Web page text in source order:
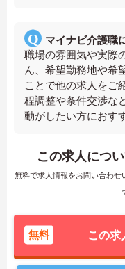
マイナビ介護職
職場の雰囲気や実際
ん、希望勤務地や希
ことで他の求人をご
程調整や条件交渉な
動がしたい方におす
この求人につ
無料で求人情報をお問い合わ
無料 この求